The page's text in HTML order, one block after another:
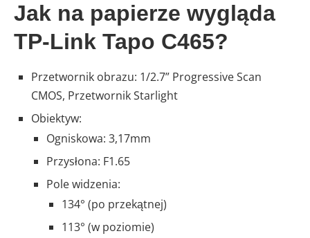
Jak na papierze wygląda
TP-Link Tapo C465?
Przetwornik obrazu: 1/2.7” Progressive Scan
CMOS, Przetwornik Starlight
Obiektyw:
Ogniskowa: 3,17mm
Przysłona: F1.65
Pole widzenia:
134° (po przekątnej)
113° (w poziomie)